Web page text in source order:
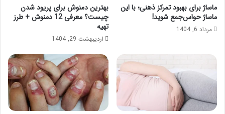
ماساژ برای بهبود تمرکز ذهنی؛ با این
ماساژ حواس‌جمع شوید!
مرداد 6, 1404
بهترین دمنوش برای پریود شدن
چیست؟ معرفی 12 دمنوش + طرز
تهیه
اردیبهشت 29, 1404